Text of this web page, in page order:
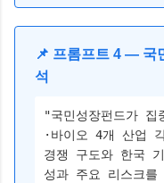
📌 프롬프트 4 — 국
석
"국민성장펀드가 집
·바이오 4개 산업
경쟁 구도와 한국
성과 주요 리스크